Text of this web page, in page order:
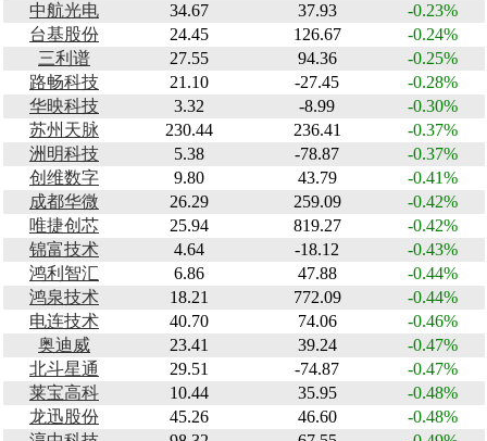
中航光电
34.67 37.93
-0.23%
台基股份
24.45 126.67
-0.24%
三利谱
27.55 94.36
-0.25%
路畅科技
21.10 -27.45
-0.28%
华映科技
3.32 -8.99
-0.30%
苏州天脉
230.44 236.41
-0.37%
洲明科技
5.38 -78.87
-0.37%
创维数字
9.80 43.79
-0.41%
成都华微
26.29 259.09
-0.42%
唯捷创芯
25.94 819.27
-0.42%
锦富技术
4.64 -18.12
-0.43%
鸿利智汇
6.86 47.88
-0.44%
鸿泉技术
18.21 772.09
-0.44%
电连技术
40.70 74.06
-0.46%
奥迪威
23.41 39.24
-0.47%
北斗星通
29.51 -74.87
-0.47%
莱宝高科
10.44 35.95
-0.48%
龙迅股份
45.26 46.60
-0.48%